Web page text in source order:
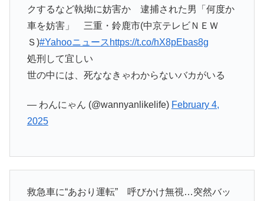
クするなど執拗に妨害か 逮捕された男「何度か
車を妨害」 三重・鈴鹿市(中京テレビＮＥＷ
Ｓ)#Yahooニュース https://t.co/hX8pEbas8g
処刑して宜しい
世の中には、死ななきゃわからないバカがいる
— わんにゃん (@wannyanlikelife) February 4,
2025
救急車に“あおり運転” 呼びかけ無視…突然バッ